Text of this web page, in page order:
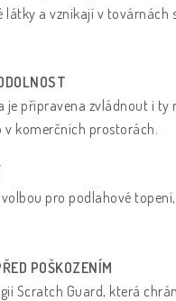
látky a vznikají v továrnách
je připravena zvládnout i ty
komerčních prostorách.
pro podlahové
POŠKOZENÍM
Scratch Guard, která